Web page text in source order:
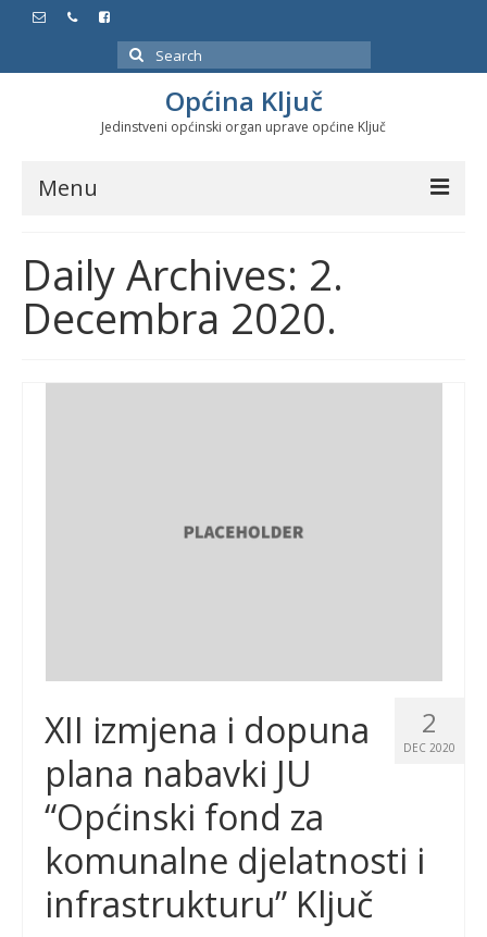
Search
for:
Općina Ključ
Jedinstveni općinski organ uprave općine Ključ
Menu
Službeni glasnici
Javne nabavke
Značajni datumi i manifestacije
Daily Archives: 2.
Decembra 2020.
2
DEC 2020
XII izmjena i dopuna
plana nabavki JU
“Općinski fond za
komunalne djelatnosti i
infrastrukturu” Ključ